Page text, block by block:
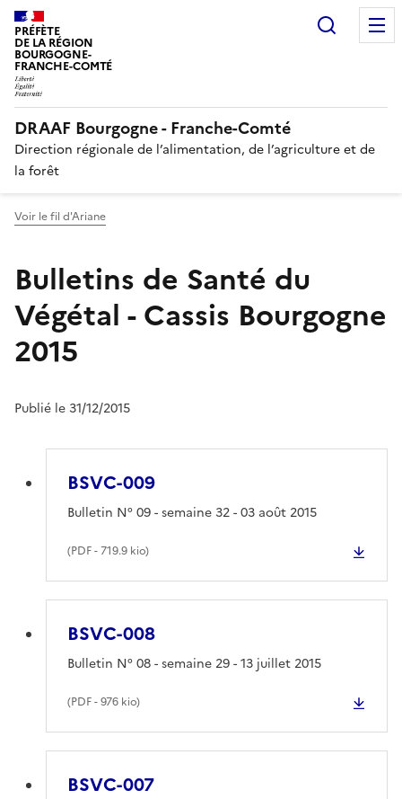
PRÉFÈTE
DE LA RÉGION
BOURGOGNE-
FRANCHE-COMTÉ
DRAAF Bourgogne - Franche-Comté
Direction régionale de l’alimentation, de l’agriculture et de
la forêt
Voir le fil d'Ariane
Bulletins de Santé du
Végétal - Cassis Bourgogne
2015
Publié le 31/12/2015
BSVC-009
(PDF- 719.9 kio)
Bulletin N° 09 - semaine 32 - 03 août 2015
BSVC-008
(PDF- 976 kio)
Bulletin N° 08 - semaine 29 - 13 juillet 2015
BSVC-007